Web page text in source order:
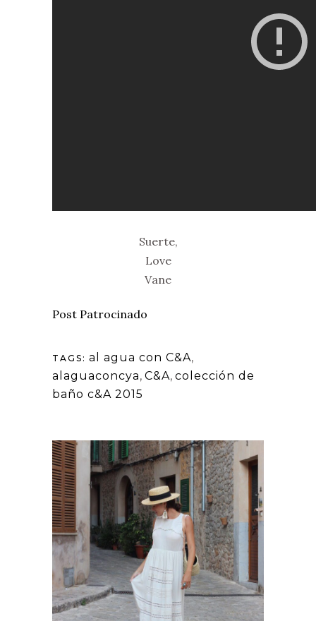
Suerte,
Love
Vane
Post Patrocinado
TAGS: al agua con C&A,
alaguaconcya, C&A, colección de
baño c&A 2015